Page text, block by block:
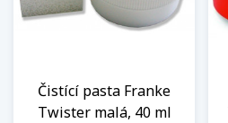
Čistící pasta Franke
Twister malá, 40 ml